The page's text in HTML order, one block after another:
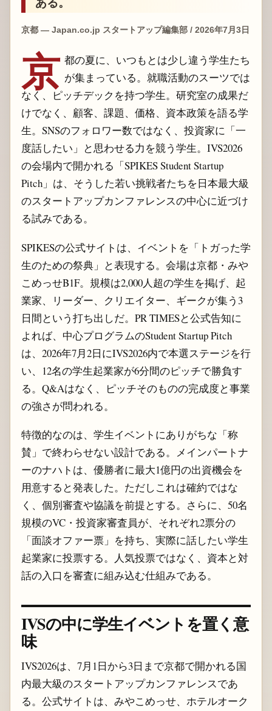
京都 — Japan.co.jp スタートアップ編集部 / 2026年7月3日
京 都の夏に、いつもとは少し違う学生たち
が集まっている。就職活動のスーツでは
なく、ピッチデックを持つ学生。研究室の成果だ
けでなく、顧客、課題、価格、資本政策を語る学
生。SNSのフォロワー数ではなく、投資家に「一
度話したい」と思わせる力を競う学生。IVS2026
の会場内で開かれる「SPIKES Student Startup
Pitch」は、そうした若い挑戦者たちを日本最大級
のスタートアップカンファレンスの中心に近づけ
る試みである。
SPIKESの公式サイトは、イベントを「トガった学
生のための祭典」と表現する。会場は京都・みや
こめっせB1F。規模は2,000人超の学生を掲げ、起
業家、リーダー、クリエイター、ギークが集う3
日間という打ち出しだ。PR TIMESと公式告知に
よれば、中心プログラムのStudent Startup Pitch
は、2026年7月2日にIVS2026内で本選ステージを行
い、12名の学生起業家が6分間のピッチで勝負す
る。Q&Aはなく、ピッチそのものの完成度と事業
の強さが問われる。
特徴的なのは、学生イベントにありがちな「称
賛」で終わらせない設計である。メインパートナ
ーのナハトは、優勝者に最大1億円の出資機会を
用意すると発表した。ただしこれは確約ではな
く、個別審査や協議を前提とする。さらに、50名
規模のVC・投資家審査員が、それぞれ2票分の
「面談オファー票」を持ち、実際に話したい学生
起業家に投票する。人気投票ではなく、資本と対
話の入口を審査に組み込む仕組みである。
IVSの中に学生イベントを置く意
味
IVS2026は、7月1日から3日まで京都で開かれる国
内最大級のスタートアップカンファレンスであ
る。公式サイトは、みやこめっせ、ホテルオーク